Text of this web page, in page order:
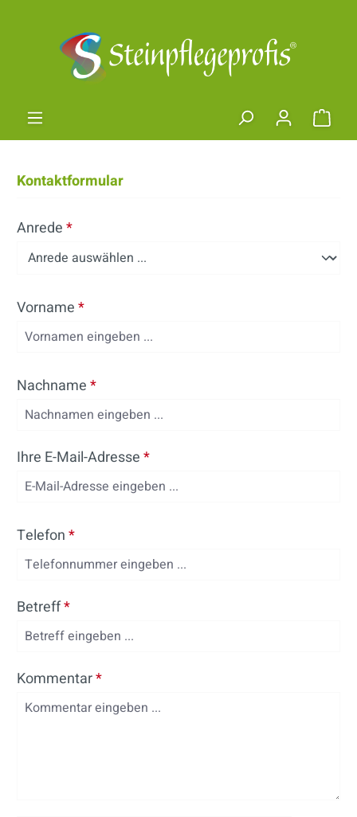
Kontaktformular
Anrede*
Vorname*
Nachname*
Ihre E-Mail-Adresse*
Telefon*
Betreff*
Kommentar*